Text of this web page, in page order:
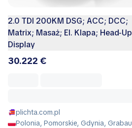
2.0 TDI 200KM DSG; ACC; DCC;
Matrix; Masaż; El. Klapa; Head-Up
Display
30.222 €
plichta.com.pl
Polonia, Pomorskie, Gdynia, Grabau